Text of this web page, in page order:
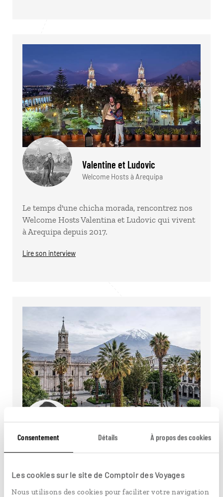
Consentement Détails À propos des cookies
Les cookies sur le site de Comptoir des Voyages
Nous utilisons des cookies pour faciliter votre navigation
Valentine et Ludovic
Welcome Hosts à Arequipa
Le temps d'une chicha morada, rencontrez nos
Welcome Hosts Valentina et Ludovic qui vivent
à Arequipa depuis 2017.
Lire son interview
Welcome Host à Arequipa
Le temps d'un pisco sour, rencontrez notre
Welcome Host Mélissa qui vit à Arequipa depuis
2019.